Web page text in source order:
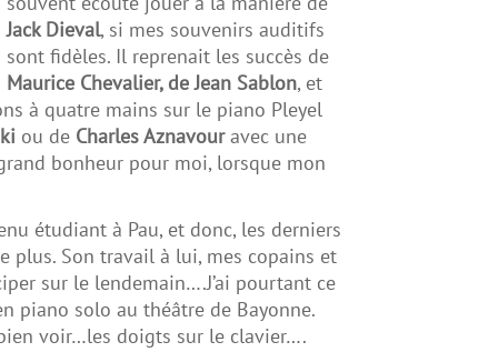
Jack Dieval, si mes souvenirs auditifs
sont fidèles. Il reprenait les succès de
Maurice Chevalier, de Jean Sablon, et
à quatre mains sur le piano Pleyel
ou de Charles Aznavouravec une
bonheur pour moi, lorsque mon
étudiant à Pau, et donc, les derniers
plus. Son travail à lui, mes copains et
sur le lendemain….J’ai pourtant ce
piano solo au théâtre de Bayonne.
voir…les doigts sur le clavier….